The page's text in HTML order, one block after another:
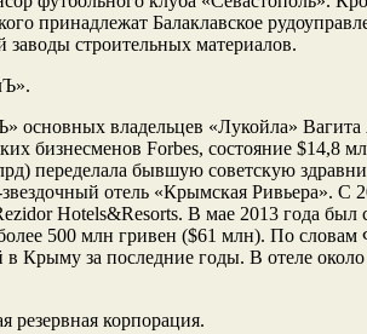
принадлежат Балаклавское
строительных материалов.
основных владельцев «Лукойла» Вагита
бизнесменов Forbes, состояние $14,8
переделала бывшую советскую
отель «Крымская Ривьера». С
Hotels&Resorts. В мае 2013 года был
500 млн гривен ($61 млн). По словам
Крыму за последние годы. В отеле
резервная корпорация.